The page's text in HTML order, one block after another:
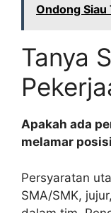
Ondong
Tanya
Apakah ada
melamar
Persyaratan
SMA/SMK,